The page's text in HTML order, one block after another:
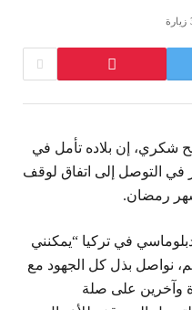
زيارة
شكري، إن بلاده تأمل في
في التوصل إلى اتفاق لوقف
شهر رمضان.
في تركيا “يمكنني
نواصل بذل كل الجهود مع
وآخرين على صلة